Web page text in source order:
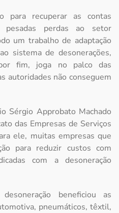
para recuperar as contas
perdas ao setor
um trabalho de adaptação
sistema de desonerações,
fim, joga no palco das
autoridades não conseguem
Sérgio Approbato Machado
das Empresas de Serviços
ele, muitas empresas que
para reduzir custos com
com a desoneração
beneficiou as
pneumáticos, têxtil,